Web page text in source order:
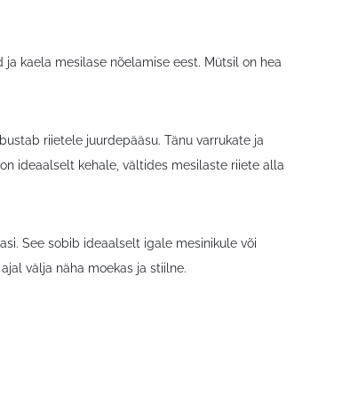
kaela mesilase nõelamise eest. Mütsil on hea
riietele juurdepääsu. Tänu varrukate ja
ideaalselt kehale, vältides mesilaste riiete alla
See sobib ideaalselt igale mesinikule või
välja näha moekas ja stiilne.